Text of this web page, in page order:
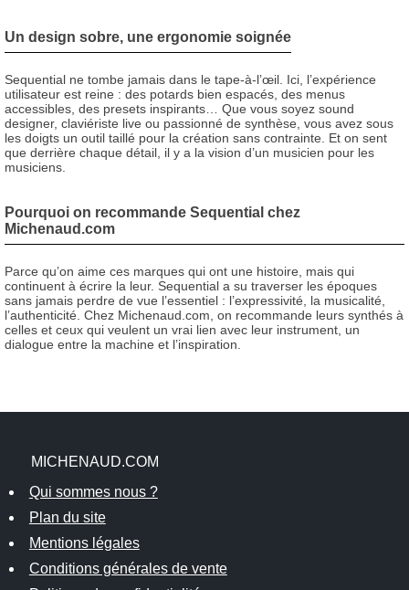
Un design sobre, une ergonomie soignée
Sequential ne tombe jamais dans le tape-à-l’œil. Ici, l’expérience
utilisateur est reine : des potards bien espacés, des menus
accessibles, des presets inspirants… Que vous soyez sound
designer, claviériste live ou passionné de synthèse, vous avez sous
les doigts un outil taillé pour la création sans contrainte. Et on sent
que derrière chaque détail, il y a la vision d’un musicien pour les
musiciens.
Pourquoi on recommande Sequential chez
Michenaud.com
Parce qu’on aime ces marques qui ont une histoire, mais qui
continuent à écrire la leur. Sequential a su traverser les époques
sans jamais perdre de vue l’essentiel : l’expressivité, la musicalité,
l’authenticité. Chez Michenaud.com, on recommande leurs synthés à
celles et ceux qui veulent un vrai lien avec leur instrument, un
dialogue entre la machine et l’inspiration.
MICHENAUD.COM
Qui sommes nous ?
Plan du site
Mentions légales
Conditions générales de vente